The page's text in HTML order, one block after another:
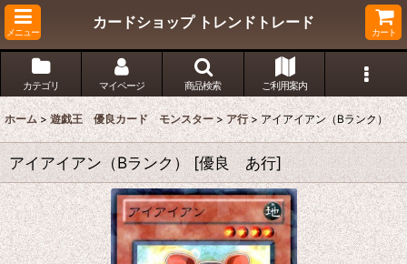
メニュー
カードショップ トレンドトレード
カート
カテゴリ マイページ 商品検索 ご利用案内
ホーム > 遊戯王 優良カード モンスター > ア行 > アイアイアン（Bランク）
アイアイアン（Bランク） [優良 あ行]